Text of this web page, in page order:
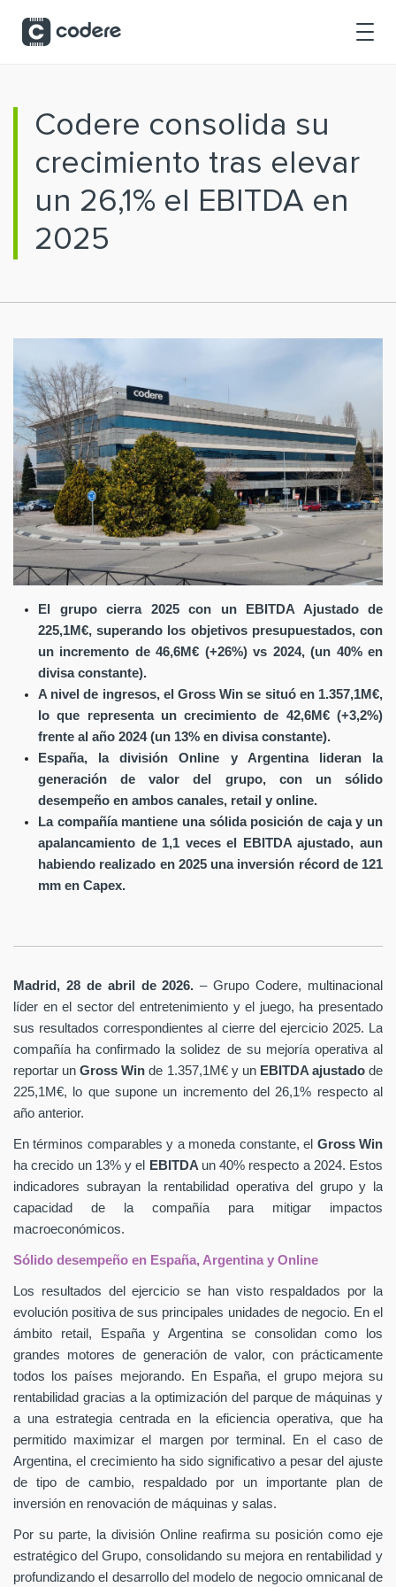
Codere consolida su
crecimiento tras elevar
un 26,1% el EBITDA en
2025
El grupo cierra 2025 con un EBITDA Ajustado de
225,1M€, superando los objetivos presupuestados, con
un incremento de 46,6M€ (+26%) vs 2024, (un 40% en
divisa constante).
A nivel de ingresos, el Gross Win se situó en 1.357,1M€,
lo que representa un crecimiento de 42,6M€ (+3,2%)
frente al año 2024 (un 13% en divisa constante).
España, la división Online y Argentina lideran la
generación de valor del grupo, con un sólido
desempeño en ambos canales, retail y online.
La compañía mantiene una sólida posición de caja y un
apalancamiento de 1,1 veces el EBITDA ajustado, aun
habiendo realizado en 2025 una inversión récord de 121
mm en Capex.
Madrid, 28 de abril de 2026. – Grupo Codere, multinacional
líder en el sector del entretenimiento y el juego, ha presentado
sus resultados correspondientes al cierre del ejercicio 2025. La
compañía ha confirmado la solidez de su mejoría operativa al
reportar unGross Winde 1.357,1M€ y un EBITDA ajustadode
225,1M€, lo que supone un incremento del 26,1% respecto al
año anterior.
En términos comparables y a moneda constante, el Gross Win
ha crecido un 13% y el
EBITDA un 40% respecto a 2024. Estos
indicadores subrayan la rentabilidad operativa del grupo y la
capacidad de la compañía para mitigar impactos
macroeconómicos.
Sólido desempeño en España, Argentina y Online
Los resultados del ejercicio se han visto respaldados por la
evolución positiva de sus principales unidades de negocio. En el
ámbito retail, España y Argentina se consolidan como los
grandes motores de generación de valor, con prácticamente
todos los países mejorando. En España, el grupo mejora su
rentabilidad gracias a la optimización del parque de máquinas y
a una estrategia centrada en la eficiencia operativa, que ha
permitido maximizar el margen por terminal. En el caso de
Argentina, el crecimiento ha sido significativo a pesar del ajuste
de tipo de cambio, respaldado por un importante plan de
inversión en renovación de máquinas y salas.
Por su parte, la división Online reafirma su posición como eje
estratégico del Grupo, consolidando su mejora en rentabilidad y
profundizando el desarrollo del modelo de negocio omnicanal de